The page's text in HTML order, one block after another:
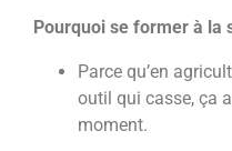
Pourquoi se former à la
Parce qu’en
outil qui casse, ça
moment.